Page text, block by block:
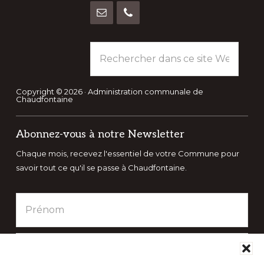
dans
ce
site
Copyright © 2026 · Administration communale de
Chaudfontaine
Abonnez-vous à notre Newsletter
Chaque mois, recevez l'essentiel de votre Commune pour
savoir tout ce qu'il se passe à Chaudfontaine.